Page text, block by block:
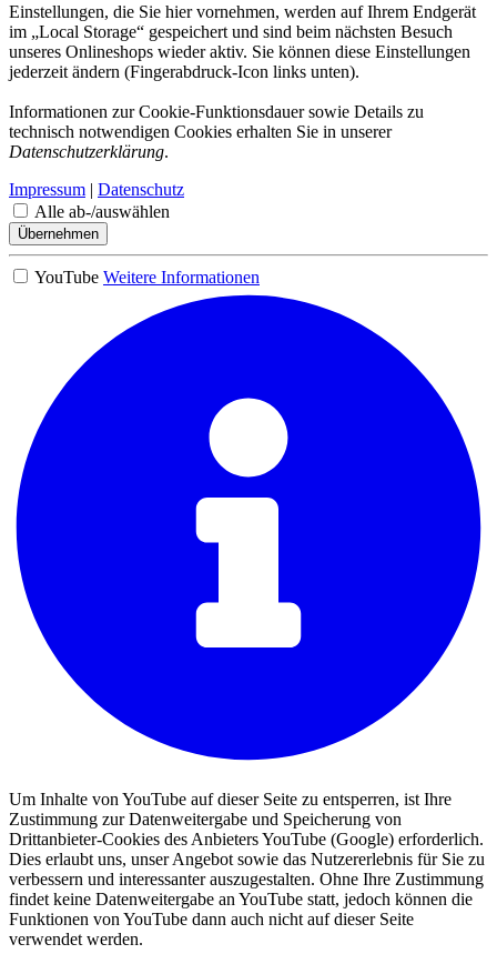
Einstellungen, die Sie hier vornehmen, werden auf Ihrem Endgerät
im „Local Storage“ gespeichert und sind beim nächsten Besuch
unseres Onlineshops wieder aktiv. Sie können diese Einstellungen
jederzeit ändern (Fingerabdruck-Icon links unten).
Informationen zur Cookie-Funktionsdauer sowie Details zu
technisch notwendigen Cookies erhalten Sie in unserer
Datenschutzerklärung.
Impressum | Datenschutz
Alle ab-/auswählen
Übernehmen
YouTube Weitere Informationen
Um Inhalte von YouTube auf dieser Seite zu entsperren, ist Ihre
Zustimmung zur Datenweitergabe und Speicherung von
Drittanbieter-Cookies des Anbieters YouTube (Google) erforderlich.
Dies erlaubt uns, unser Angebot sowie das Nutzererlebnis für Sie zu
verbessern und interessanter auszugestalten. Ohne Ihre Zustimmung
findet keine Datenweitergabe an YouTube statt, jedoch können die
Funktionen von YouTube dann auch nicht auf dieser Seite
verwendet werden.